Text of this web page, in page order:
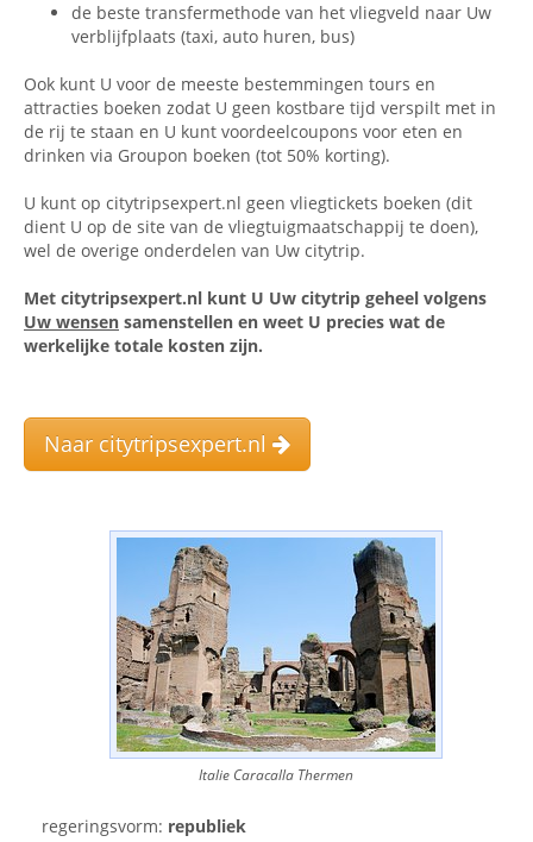
de beste transfermethode van het vliegveld naar Uw
verblijfplaats (taxi, auto huren, bus)
Ook kunt U voor de meeste bestemmingen tours en
attracties boeken zodat U geen kostbare tijd verspilt met in
de rij te staan en U kunt voordeelcoupons voor eten en
drinken via Groupon boeken (tot 50% korting).
U kunt op citytripsexpert.nl geen vliegtickets boeken (dit
dient U op de site van de vliegtuigmaatschappij te doen),
wel de overige onderdelen van Uw citytrip.
Met citytripsexpert.nl kunt U Uw citytrip geheel volgens
Uw wensen samenstellen en weet U precies wat de
werkelijke totale kosten zijn.
Naar citytripsexpert.nl
Italie Caracalla Thermen
regeringsvorm: republiek